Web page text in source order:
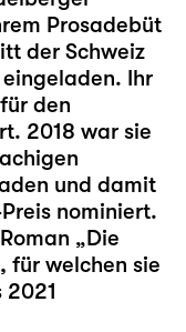
Prosadebüt
der Schweiz
Ihr
den
2018 war sie
und damit
nominiert.
„Die
für welchen sie
2021